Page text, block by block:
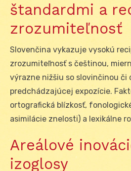
štandardmi a
zrozumiteľnosť
Slovenčina vykazuje vysokú
zrozumiteľnosť s češtinou,
výrazne nižšiu so slovinčinou či
predchádzajúcej expozície.
ortografická blízkosť,
asimilácie znelosti) a lexikálne
Areálové
izoglosy